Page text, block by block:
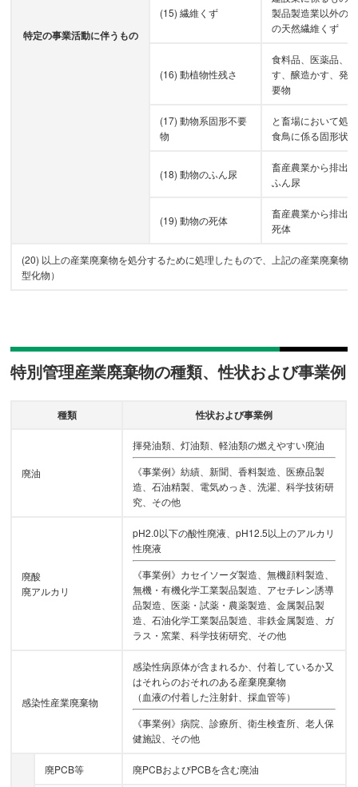
特定の事業活動に伴うもの
(15) 繊維くず
製品製造業以外の
の天然繊維くず
(16) 動植物性残さ
食料品、医薬品、
す、醸造かす、発
要物
(17) 動物系固形不要
物
と畜場において処
食鳥に係る固形状
(18) 動物のふん尿
畜産農業から排出
ふん尿
(19) 動物の死体
畜産農業から排出
死体
(20) 以上の産業廃棄物を処分するために処理したもので、上記の産業廃棄物
型化物）
特別管理産業廃棄物の種類、性状および事業例
種類 性状および事業例
廃油
揮発油類、灯油類、軽油類の燃えやすい廃油
《事業例》紡績、新聞、香料製造、医療品製
造、石油精製、電気めっき、洗濯、科学技術研
究、その他
廃酸
廃アルカリ
pH2.0以下の酸性廃液、pH12.5以上のアルカリ
性廃液
《事業例》カセイソーダ製造、無機顔料製造、
無機・有機化学工業製品製造、アセチレン誘導
品製造、医薬・試薬・農薬製造、金属製品製
造、石油化学工業製品製造、非鉄金属製造、ガ
ラス・窯業、科学技術研究、その他
感染性産業廃棄物
感染性病原体が含まれるか、付着しているか又
はそれらのおそれのある産棄廃棄物
（血液の付着した注射針、採血管等）
《事業例》病院、診療所、衛生検査所、老人保
健施設、その他
廃PCB等 廃PCBおよびPCBを含む廃油